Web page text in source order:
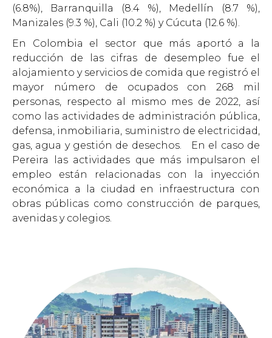
(6.8%), Barranquilla (8.4 %), Medellín (8.7 %),
Manizales (9.3 %), Cali (10.2 %) y Cúcuta (12.6 %).
En Colombia el sector que más aportó a la
reducción de las cifras de desempleo fue el
alojamiento y servicios de comida que registró el
mayor número de ocupados con 268 mil
personas, respecto al mismo mes de 2022, así
como las actividades de administración pública,
defensa, inmobiliaria, suministro de electricidad,
gas, agua y gestión de desechos. En el caso de
Pereira las actividades que más impulsaron el
empleo están relacionadas con la inyección
económica a la ciudad en infraestructura con
obras públicas como construcción de parques,
avenidas y colegios.